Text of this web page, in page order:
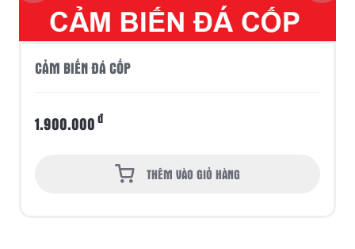
CẢM BIẾN ĐÁ CỐP
1.900.000đ
THÊM VÀO GIỎ HÀNG